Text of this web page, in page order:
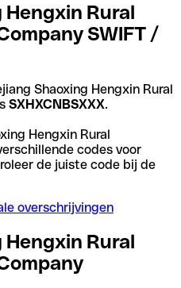
Rural
SWIFT /
Shaoxing Hengxin Rural
SXHXCNBSXXX.
Hengxin Rural
codes voor
de juiste code bij de
overschrijvingen
Rural